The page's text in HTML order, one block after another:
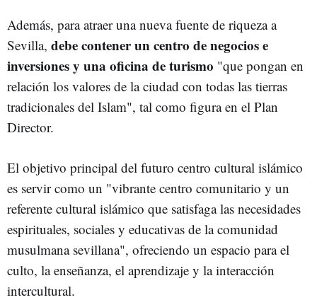
Además, para atraer una nueva fuente de riqueza a
Sevilla, debe contener un centro de negocios e
inversiones y una oficina de turismo "que pongan en
relación los valores de la ciudad con todas las tierras
tradicionales del Islam", tal como figura en el Plan
Director.
El objetivo principal del futuro centro cultural islámico
es servir como un "vibrante centro comunitario y un
referente cultural islámico que satisfaga las necesidades
espirituales, sociales y educativas de la comunidad
musulmana sevillana", ofreciendo un espacio para el
culto, la enseñanza, el aprendizaje y la interacción
intercultural.